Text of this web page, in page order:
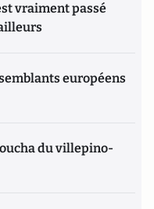
vraiment passé
européens
du villepino-